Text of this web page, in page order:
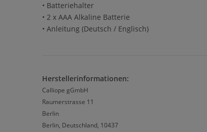
• Batteriehalter
• 2 x AAA Alkaline Batterie
• Anleitung (Deutsch / Englisch)
Herstellerinformationen:
Calliope gGmbH
Raumerstrasse 11
Berlin
Berlin, Deutschland, 10437